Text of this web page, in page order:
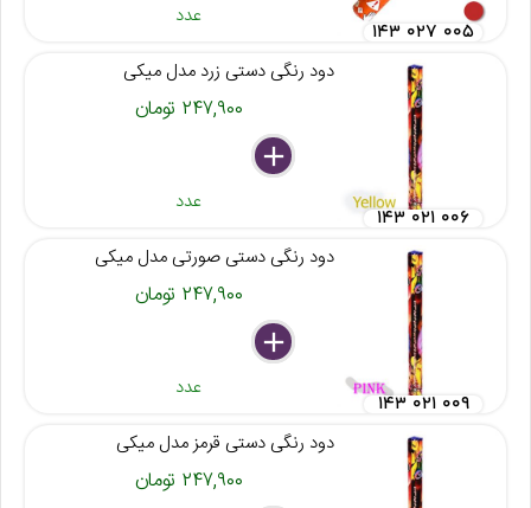
عدد
۱۴۳ ۰۲۷ ۰۰۵
دود رنگی دستی زرد مدل میکی
۲۴۷,۹۰۰ تومان
delete
remove
add
عدد
۱۴۳ ۰۲۱ ۰۰۶
دود رنگی دستی صورتی مدل میکی
۲۴۷,۹۰۰ تومان
delete
remove
add
عدد
۱۴۳ ۰۲۱ ۰۰۹
دود رنگی دستی قرمز مدل میکی
۲۴۷,۹۰۰ تومان